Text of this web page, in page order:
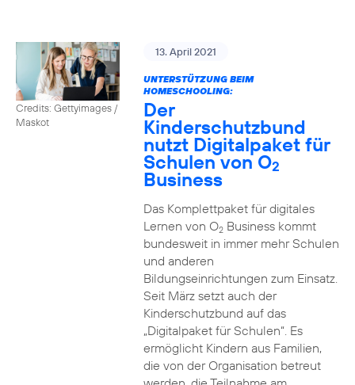
Credits: Gettyimages /
Maskot
13. April 2021
UNTERSTÜTZUNG BEIM
HOMESCHOOLING:
Der
Kinderschutzbund
nutzt Digitalpaket für
Schulen von O2
Business
Das Komplettpaket für digitales
Lernen von O2Business kommt
bundesweit in immer mehr Schulen
und anderen
Bildungseinrichtungen zum Einsatz.
Seit März setzt auch der
Kinderschutzbund auf das
„Digitalpaket für Schulen“. Es
ermöglicht Kindern aus Familien,
die von der Organisation betreut